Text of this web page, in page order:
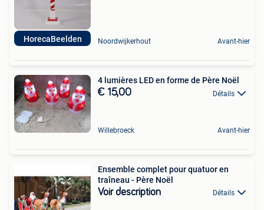
HorecaBeelden Noordwijkerhout Avant-hier
4 lumières LED en forme de Père Noël
€ 15,00 Détails
Willebroeck Avant-hier
Ensemble complet pour quatuor en
traîneau - Père Noël
Voir description Détails